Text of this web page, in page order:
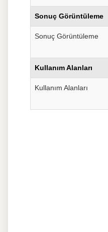
Sonuç Görüntüleme
Sonuç Görüntüleme
Kullanım Alanları
Kullanım Alanları